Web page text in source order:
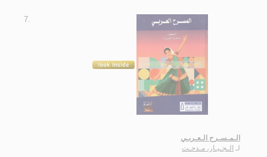
7.
الـمـسـرح الـعـربـي
لـ الـجـيـار، مـدحـت